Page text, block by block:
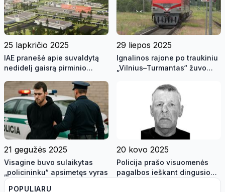
25 lapkričio 2025
IAE pranešė apie suvaldytą
nedidelį gaisrą pirminio
komplekse
29 liepos 2025
Ignalinos rajone po traukiniu
„Vilnius–Turmantas“ žuvo
21 gegužės 2025
Visagine buvo sulaikytas
„policininku“ apsimetęs vyras
20 kovo 2025
Policija prašo visuomenės
pagalbos ieškant dingusio
POPULIARU